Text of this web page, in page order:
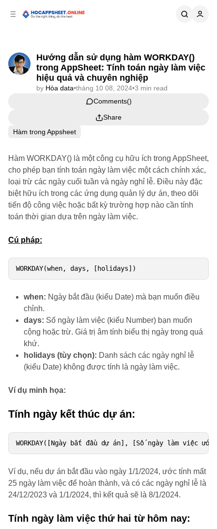
Hướng dẫn sử dụng hàm WORKDAY()
trong AppSheet: Tính toán ngày làm việc
hiệu quả và chuyên nghiệp
by Hòa data•tháng 10 08, 2024•3 min read
Comments
Share
Hàm trong Appsheet
Hàm WORKDAY() là một công cụ hữu ích trong AppSheet,
cho phép bạn tính toán ngày làm việc một cách chính xác,
loại trừ các ngày cuối tuần và ngày nghỉ lễ. Điều này đặc
biệt hữu ích trong các ứng dụng quản lý dự án, theo dõi
tiến độ công việc hoặc bất kỳ trường hợp nào cần tính
toán thời gian dựa trên ngày làm việc.
Cú pháp:
when: Ngày bắt đầu (kiểu Date) mà bạn muốn điều
chỉnh.
days: Số ngày làm việc (kiểu Number) bạn muốn
cộng hoặc trừ. Giá trị âm tính biểu thị ngày trong quá
khứ.
holidays (tùy chọn): Danh sách các ngày nghỉ lễ
(kiểu Date) không được tính là ngày làm việc.
Ví dụ minh họa:
Tính ngày kết thúc dự án:
Ví dụ, nếu dự án bắt đầu vào ngày 1/1/2024, ước tính mất
25 ngày làm việc để hoàn thành, và có các ngày nghỉ lễ là
24/12/2023 và 1/1/2024, thì kết quả sẽ là 8/1/2024.
Tính ngày làm việc thứ hai từ hôm nay: